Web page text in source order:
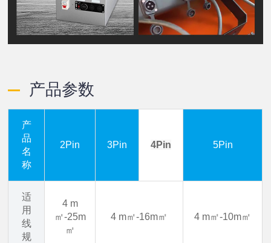
产品参数
产
品
名
称
2Pin 3Pin 4Pin 5Pin
适
用
线
规
4 m
㎡-25m
㎡
4 m㎡-16m㎡ 4 m㎡-10m㎡